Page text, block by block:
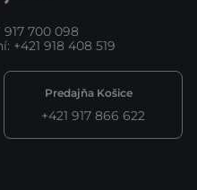
917 700 098
: +421 918 408 519
Predajňa Košice
+421 917 866 622